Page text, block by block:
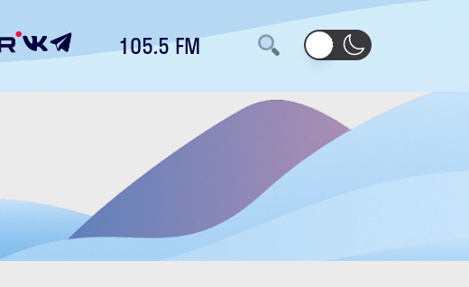
105.5 FM